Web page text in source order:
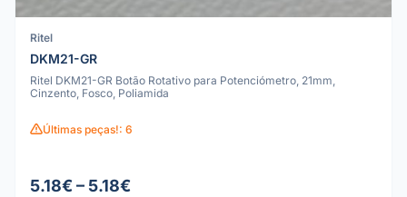
Ritel
DKM21-GR
Ritel DKM21-GR Botão Rotativo para Potenciómetro, 21mm,
Cinzento, Fosco, Poliamida
Últimas peças!: 6
5.18€ – 5.18€